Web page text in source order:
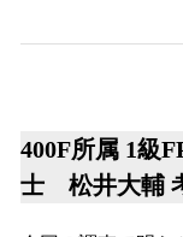
400F所属 1級
士 松井大輔